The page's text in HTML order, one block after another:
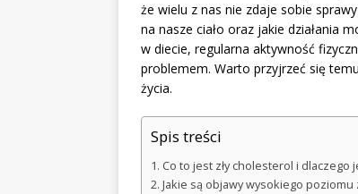
że wielu z nas nie zdaje sobie
na nasze ciało oraz jakie działania
w diecie, regularna aktywność
problemem. Warto przyjrzeć się
życia.
Spis treści
Co to jest zły cholesterol i dlaczego
Jakie są objawy wysokiego poziomu